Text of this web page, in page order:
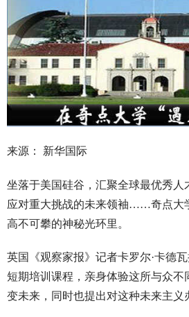
来源： 新华国际
坐落于美国硅谷，汇聚全球最优秀人
应对重大挑战的未来领袖……奇点大
高不可攀的神秘光环里。
英国《观察家报》记者卡罗尔·卡德
短期培训课程，亲身体验这所与众不
变未来，同时也提出对这种未来主义